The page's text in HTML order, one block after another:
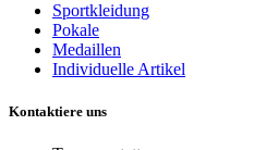
Sportkleidung
Pokale
Medaillen
Individuelle Artikel
Kontaktiere uns